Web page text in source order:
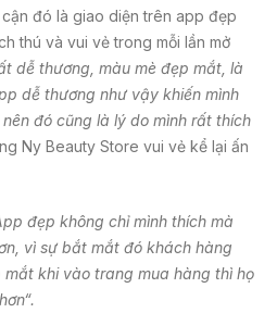
đó là giao diện trên app đẹp
thú và vui vẻ trong mỗi lần mở
dễ thương, màu mè đẹp mắt, là
dễ thương như vậy khiến mình
đó cũng là lý do mình rất thích
Ny Beauty Store vui vẻ kể lại ấn
pp đẹp không chỉ mình thích mà
vì sự bắt mắt đó khách hàng
khi vào trang mua hàng thì họ
“.